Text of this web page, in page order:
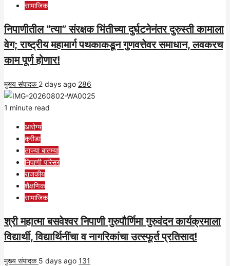
सामाजिक
निपाणीतील “त्या” संरक्षक भिंतीच्या दुर्घटनेनंतर दुरुस्ती कामाला
वेग; राष्ट्रीय महामार्ग पथकाकडून गुणवत्तेवर समाधान, लवकरच
काम पूर्ण होणार!
मुख्य संपादक 2 days ago 286
1 minute read
आरोग्य
क्रीडा
ताज्या बातम्या
निपाणी परिसर
राजकीय
शैक्षणिक
सामाजिक
श्री महात्मा बसवेश्वर निपाणी गुरुपौर्णिमा गुरुवंदन कार्यक्रमाला
विद्यार्थी, विद्यार्थिनींचा व नागरिकांचा उत्स्फूर्त प्रतिसाद!
मुख्य संपादक 5 days ago 131